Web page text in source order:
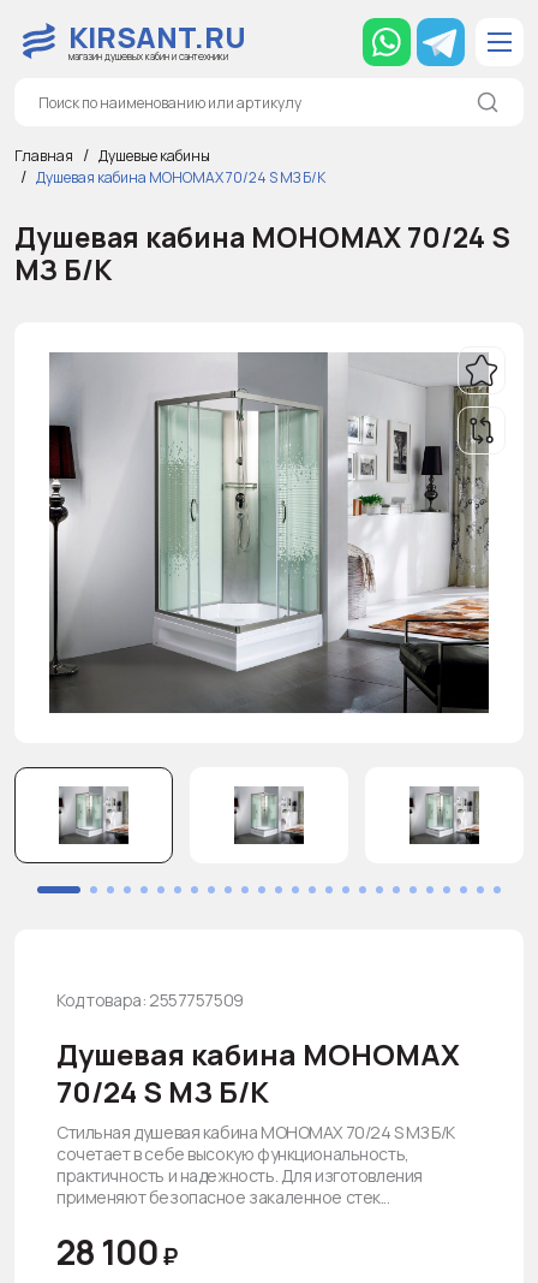
KIRSANT.RU
магазин душевых кабин и сантехники
Главная
Душевые кабины
Душевая кабина МОНОМАХ 70/24 S МЗ Б/К
Душевая кабина МОНОМАХ 70/24 S
МЗ Б/К
Код товара: 2557757509
Душевая кабина МОНОМАХ
70/24 S МЗ Б/К
Стильная душевая кабина МОНОМАХ 70/24 S МЗ Б/К
сочетает в себе высокую функциональность,
практичность и надежность. Для изготовления
применяют безопасное закаленное стек...
28 100₽